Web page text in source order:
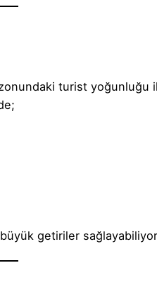
turist yoğunluğu
getiriler